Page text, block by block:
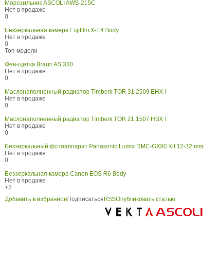
Морозильник ASCOLI AWS-215C
Нет в продаже
0
Беззеркальная камера Fujifilm X-E4 Body
Нет в продаже
0
Топ-модели
Фен-щетка Braun AS 330
Нет в продаже
0
Маслонаполненный радиатор Timberk TOR 31.2509 EHX I
Нет в продаже
0
Маслонаполненный радиатор Timberk TOR 21.1507 HBX I
Нет в продаже
0
Беззеркальный фотоаппарат Panasonic Lumix DMC-GX80 Kit 12-32 mm
Нет в продаже
0
Беззеркальная камера Canon EOS R6 Body
Нет в продаже
+2
Добавить в избранное Подписаться RSSОпубликовать статью